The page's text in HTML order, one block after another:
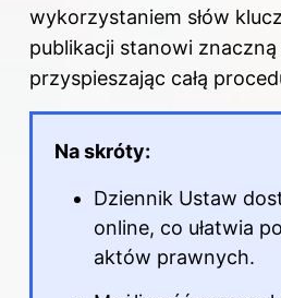
wykorzystaniem słów
publikacji stanowi
przyspieszając całą
Na skróty:
Dziennik Ustaw
online, co ułatwia
aktów prawnych.